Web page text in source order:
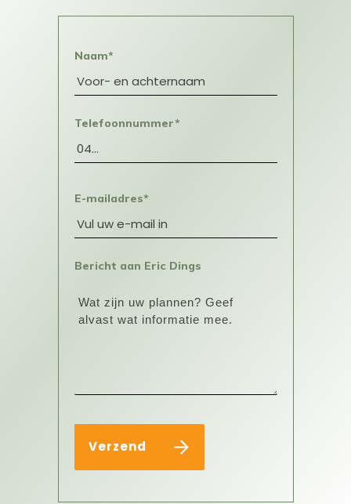
Naam*
Telefoonnummer*
E-mailadres*
Bericht aan Eric Dings
Verzend